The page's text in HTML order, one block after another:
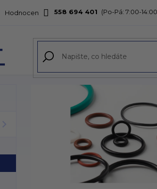
558 694 401
Hodnocení obchodu